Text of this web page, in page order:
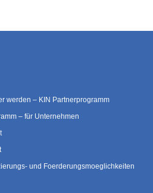
werden – KIN Partnerprogramm
– für Unternehmen
und Foerderungsmoeglichkeiten